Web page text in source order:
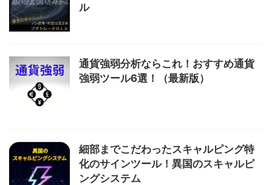
ル
通貨強弱分析ならこれ！おすすめ通貨
強弱ツール6選！（最新版）
細部までこだわったスキャルピング特
化のサインツール！異国のスキャルピ
ングシステム